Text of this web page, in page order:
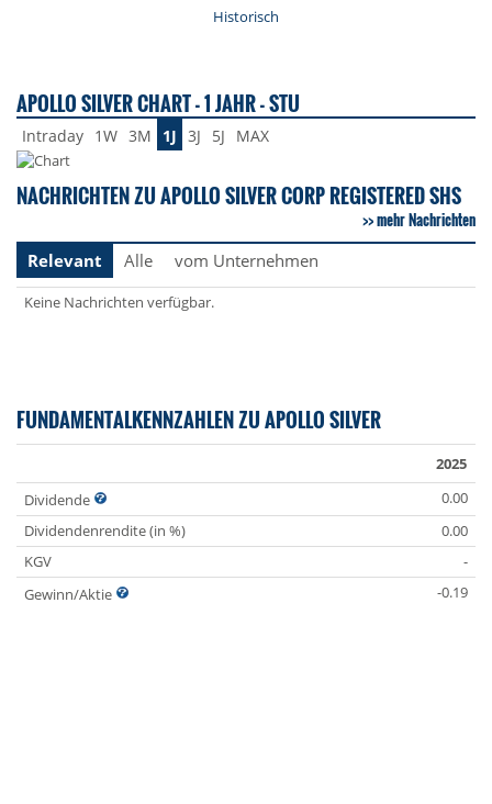
Historisch
APOLLO SILVER CHART - 1 JAHR - STU
Intraday 1W 3M 1J 3J 5J MAX
NACHRICHTEN ZU APOLLO SILVER CORP REGISTERED SHS
mehr Nachrichten
Relevant
Alle vom Unternehmen
Keine Nachrichten verfügbar.
FUNDAMENTALKENNZAHLEN ZU APOLLO SILVER
2025
Dividende
0.00
Dividendenrendite (in %)
0.00
KGV
-
Gewinn/Aktie
-0.19